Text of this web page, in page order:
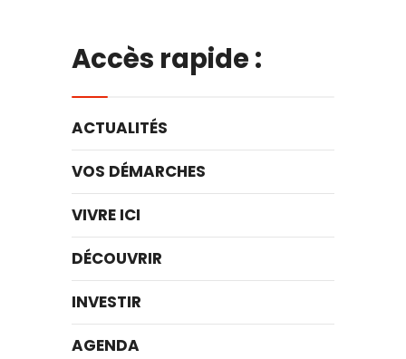
Accès rapide :
ACTUALITÉS
VOS DÉMARCHES
VIVRE ICI
DÉCOUVRIR
INVESTIR
AGENDA